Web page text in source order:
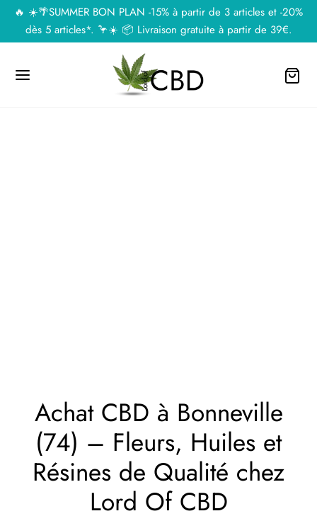
🔥 ☀️🌴SUMMER BON PLAN -15% à partir de 3 articles et -20%
dès 5 articles*. 🦩☀️ 📦 Livraison gratuite à partir de 39€.
Achat CBD à Bonneville
(74) – Fleurs, Huiles et
Résines de Qualité chez
Lord Of CBD